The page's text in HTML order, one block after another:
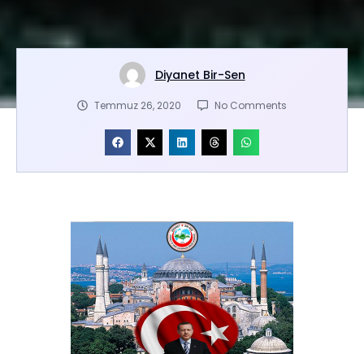
Diyanet Bir-Sen
Temmuz 26, 2020 No Comments